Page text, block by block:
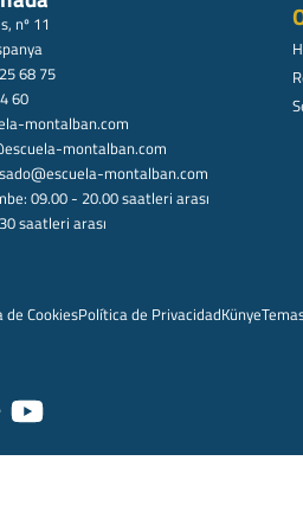
nº 11
68 75
60
montalban.com
montalban.com
montalban.com
09.00 - 20.00 saatleri arası
saatleri arası
de CookiesPolítica de PrivacidadKünye